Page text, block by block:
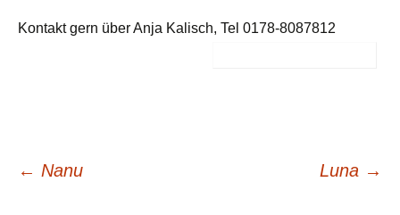
Kontakt gern über Anja Kalisch, Tel 0178-8087812
Beitragsnavigation
← Nanu Luna →